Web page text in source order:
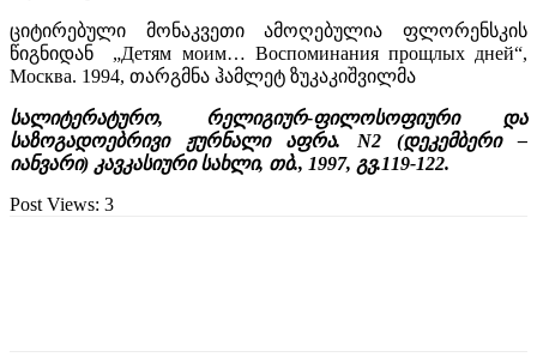
ციტირებული მონაკვეთი ამოღებულია ფლორენსკის
წიგნიდან „Детям моим… Воспоминания прощлых дней“,
Москва. 1994, თარგმნა ჰამლეტ ზუკაკიშვილმა
სალიტერატურო, რელიგიურ-ფილოსოფიური და
საზოგადოებრივი ჟურნალი აფრა. N2 (დეკემბერი –
იანვარი) კავკასიური სახლი, თბ., 1997, გვ.119-122.
Post Views: 3